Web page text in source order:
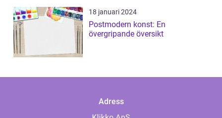
18 januari 2024
Postmodern konst: En
övergripande översikt
Adress